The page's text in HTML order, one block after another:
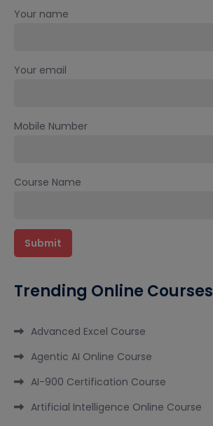
Your name
Your email
Mobile Number
Course Name
Trending Online Courses
Advanced Excel Course
Agentic AI Online Course
AI-900 Certification Course
Artificial Intelligence Online Course